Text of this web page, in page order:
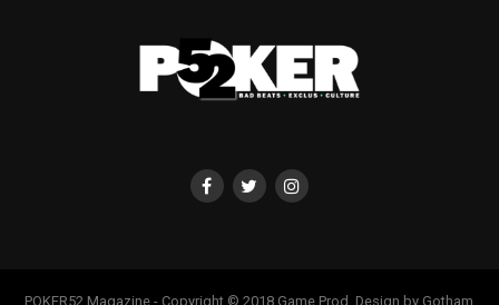
POKER52 Magazine - Copyright © 2018 Game Prod. Design by Gotham